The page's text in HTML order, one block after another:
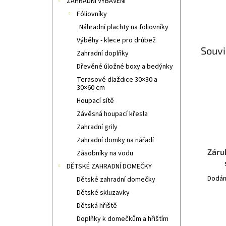
Fóliovníky
Náhradní plachty na foliovníky
Výběhy - klece pro drůbež
Zahradní doplňky
Dřevěné úložné boxy a bedýnky
Terasové dlaždice 30×30 a
30×60 cm
Houpací sítě
Závěsná houpací křesla
Zahradní grily
Zahradní domky na nářadí
Zásobníky na vodu
DĚTSKÉ ZAHRADNÍ DOMEČKY
Dětské zahradní domečky
Dětské skluzavky
Dětská hřiště
Doplňky k domečkům a hřištím